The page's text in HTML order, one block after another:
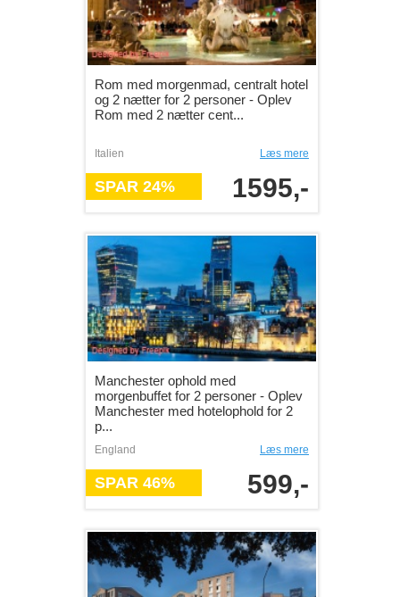
Rom med morgenmad, centralt hotel
og 2 nætter for 2 personer - Oplev
Rom med 2 nætter cent...
Italien Læs mere
SPAR 24% 1595,-
Manchester ophold med
morgenbuffet for 2 personer - Oplev
Manchester med hotelophold for 2
p...
England Læs mere
SPAR 46% 599,-